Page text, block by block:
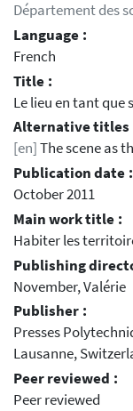
Département des
Language :
French
Title :
Le lieu en tant que
Alternative titles
[en]The scene as
Publication date :
October 2011
Main work title :
Habiter les
Publishing
November, Valérie
Publisher :
Presses
Lausanne,
Peer reviewed :
Peer reviewed